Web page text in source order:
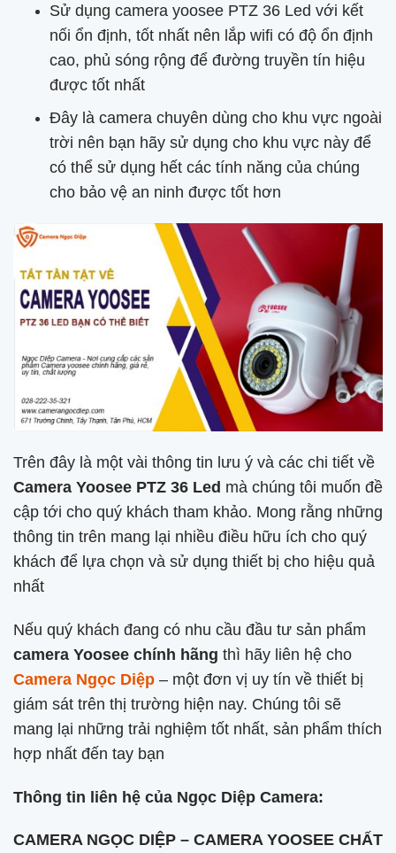
Sử dụng camera yoosee PTZ 36 Led với kết
nối ổn định, tốt nhất nên lắp wifi có độ ổn định
cao, phủ sóng rộng để đường truyền tín hiệu
được tốt nhất
Đây là camera chuyên dùng cho khu vực ngoài
trời nên bạn hãy sử dụng cho khu vực này để
có thể sử dụng hết các tính năng của chúng
cho bảo vệ an ninh được tốt hơn
Trên đây là một vài thông tin lưu ý và các chi tiết về
Camera Yoosee PTZ 36 Led mà chúng tôi muốn đề
cập tới cho quý khách tham khảo. Mong rằng những
thông tin trên mang lại nhiều điều hữu ích cho quý
khách để lựa chọn và sử dụng thiết bị cho hiệu quả
nhất
Nếu quý khách đang có nhu cầu đầu tư sản phẩm
camera Yoosee chính hãng thì hãy liên hệ cho
Camera Ngọc Diệp – một đơn vị uy tín về thiết bị
giám sát trên thị trường hiện nay. Chúng tôi sẽ
mang lại những trải nghiệm tốt nhất, sản phẩm thích
hợp nhất đến tay bạn
Thông tin liên hệ của Ngọc Diệp Camera:
CAMERA NGỌC DIỆP – CAMERA YOOSEE CHẤT